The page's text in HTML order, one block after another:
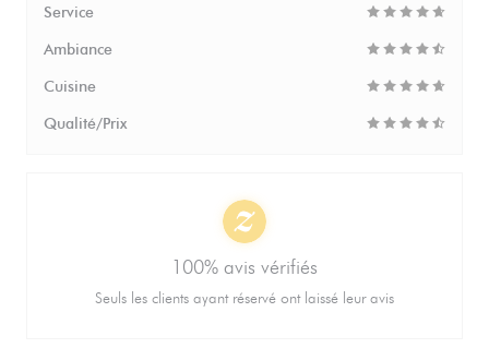
Service
Ambiance
Cuisine
Qualité/Prix
100% avis vérifiés
Seuls les clients ayant réservé ont laissé leur avis